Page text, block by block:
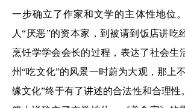
一步确立了作家和文学的主体性地位
人“厌恶”的资本家，到被请到饭店讲吃
烹饪学学会会长的过程，表达了社会生
州“吃文化”的风景一时蔚为大观，那上
缘文化”终于有了讲述的合法性和合理性